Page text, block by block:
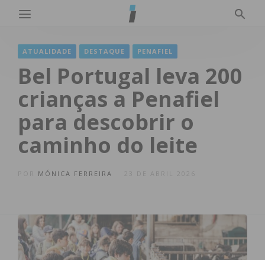
ATUALIDADE DESTAQUE PENAFIEL
Bel Portugal leva 200
crianças a Penafiel
para descobrir o
caminho do leite
MÓNICA FERREIRA 23 DE ABRIL 2026